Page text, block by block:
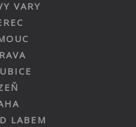
VARY
LABEM